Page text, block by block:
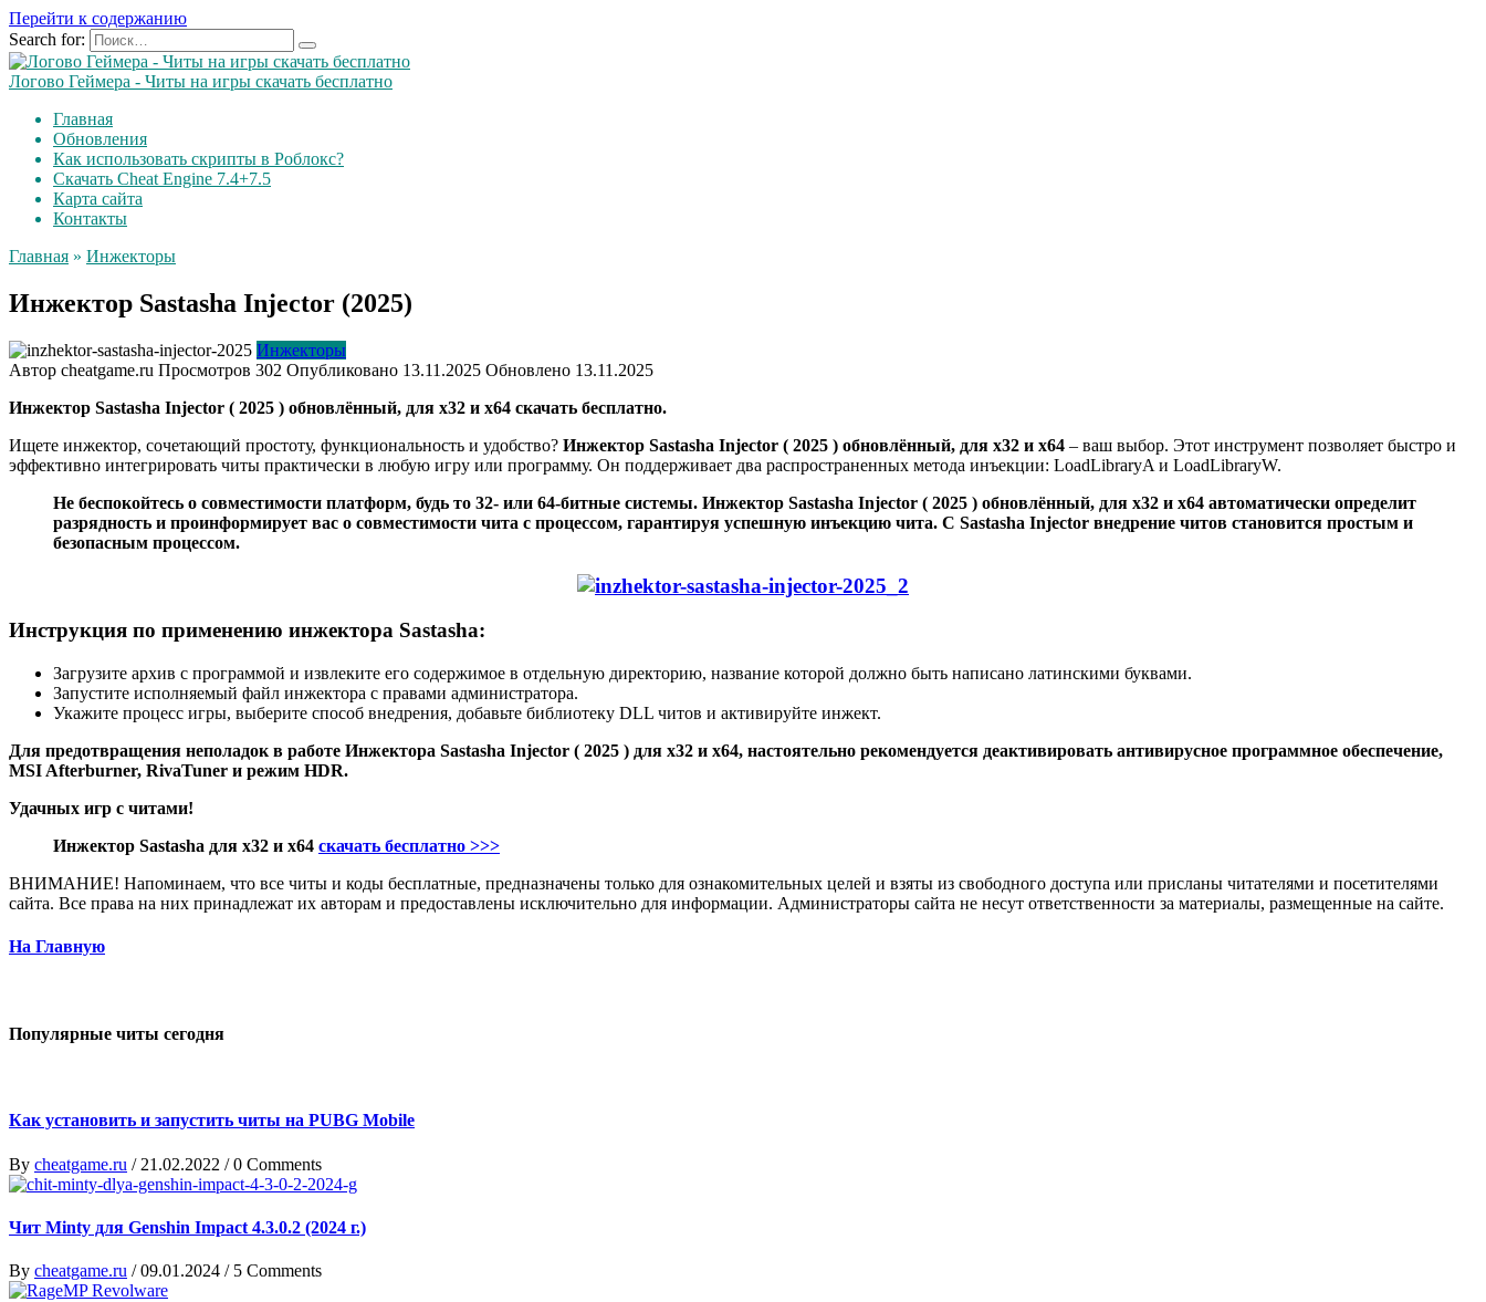
Перейти к содержанию
Search for:
Логово Геймера - Читы на игры скачать бесплатно
Главная
Обновления
Как использовать скрипты в Роблокс?
Скачать Cheat Engine 7.4+7.5
Карта сайта
Контакты
Главная » Инжекторы
Инжектор Sastasha Injector (2025)
Инжекторы
Автор cheatgame.ru Просмотров 302 Опубликовано 13.11.2025 Обновлено 13.11.2025
Инжектор Sastasha Injector ( 2025 ) обновлённый, для х32 и х64 скачать бесплатно.
Ищете инжектор, сочетающий простоту, функциональность и удобство? Инжектор Sastasha Injector ( 2025 ) обновлённый, для х32 и х64 – ваш выбор. Этот инструмент позволяет быстро и
эффективно интегрировать читы практически в любую игру или программу. Он поддерживает два распространенных метода инъекции: LoadLibraryA и LoadLibraryW.
Не беспокойтесь о совместимости платформ, будь то 32- или 64-битные системы. Инжектор Sastasha Injector ( 2025 ) обновлённый, для х32 и х64 автоматически определит
разрядность и проинформирует вас о совместимости чита с процессом, гарантируя успешную инъекцию чита. С Sastasha Injector внедрение читов становится простым и
безопасным процессом.
Инструкция по применению инжектора Sastasha:
Загрузите архив с программой и извлеките его содержимое в отдельную директорию, название которой должно быть написано латинскими буквами.
Запустите исполняемый файл инжектора с правами администратора.
Укажите процесс игры, выберите способ внедрения, добавьте библиотеку DLL читов и активируйте инжект.
Для предотвращения неполадок в работе Инжектора Sastasha Injector ( 2025 ) для х32 и х64, настоятельно рекомендуется деактивировать антивирусное программное обеспечение,
MSI Afterburner, RivaTuner и режим HDR.
Удачных игр с читами!
Инжектор Sastasha для х32 и х64 скачать бесплатно >>>
ВНИМАНИЕ! Напоминаем, что все читы и коды бесплатные, предназначены только для ознакомительных целей и взяты из свободного доступа или присланы читателями и посетителями
сайта. Все права на них принадлежат их авторам и предоставлены исключительно для информации. Администраторы сайта не несут ответственности за материалы, размещенные на сайте.
На Главную
Популярные читы сегодня
Как установить и запустить читы на PUBG Mobile
By cheatgame.ru / 21.02.2022 /0 Comments
Чит Minty для Genshin Impact 4.3.0.2 (2024 г.)
By cheatgame.ru /09.01.2024 / 5 Comments